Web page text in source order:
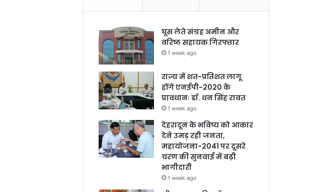
घूस लेते संग्रह अमीन और
वरिष्ठ सहायक गिरफ्तार
1 week ago
राज्य में शत-प्रतिशत लागू
होंगे एनईपी-2020 के
प्रावधानः डाॅ. धन सिंह रावत
1 week ago
देहरादून के भविष्य को आकार
देने उमड़ रही जनता,
महायोजना-2041 पर दूसरे
चरण की सुनवाई में बढ़ी
भागीदारी
1 week ago